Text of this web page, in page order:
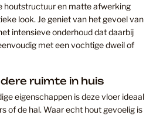
houtstructuur en matte afwerking
look. Je geniet van het gevoel van
intensieve onderhoud dat daarbij
met een vochtige dweil of
ruimte in huis
eigenschappen is deze vloer ideaal
of de hal. Waar echt hout gevoelig is